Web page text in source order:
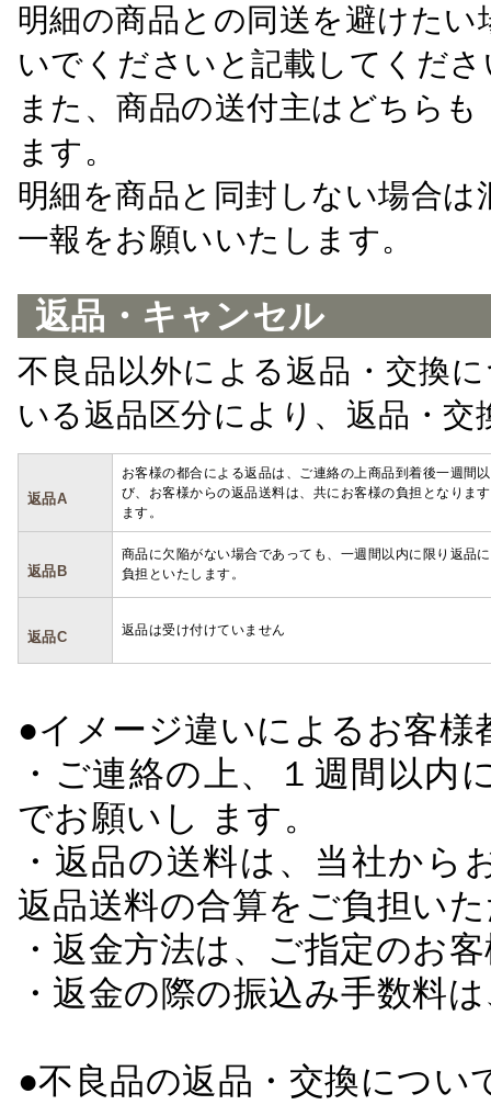
明細の商品との同送を避けた
いでくださいと記載してくださ
また、商品の送付主はどちら
ます。
明細を商品と同封しない場合
一報をお願いいたします。
返品・キャンセル
不良品以外による返品・交換
いる返品区分により、返品・
返品A
お客様の都合による返品は、ご連絡の上商品到着後一週間
び、お客様からの返品送料は、共にお客様の負担となりま
ます。
返品B
商品に欠陥がない場合であっても、一週間以内に限り返品
負担といたします。
返品C 返品は受け付けていません
●イメージ違いによるお客
・ご連絡の上、１週間以
でお願いし ます。
・返品の送料は、当社か
返品送料の合算をご負担い
・返金方法は、ご指定のお
・返金の際の振込み手数料
●不良品の返品・交換につい